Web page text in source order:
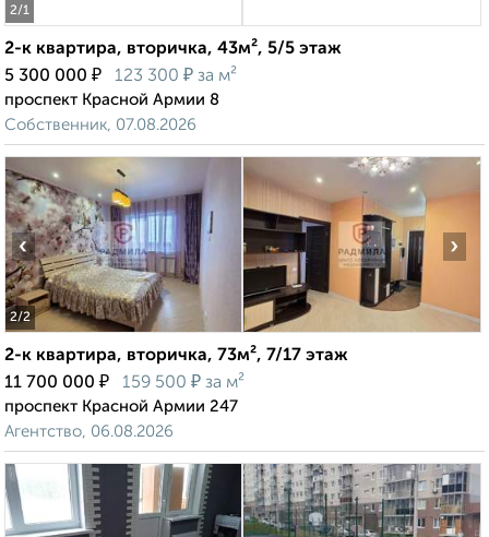
2/1
2-к квартира, вторичка, 43м², 5/5 этаж
5 300 000 ₽ 123 300 ₽ за м²
проспект Красной Армии 8
Собственник, 07.08.2026
2/2
‹ ›
2-к квартира, вторичка, 73м², 7/17 этаж
11 700 000 ₽ 159 500 ₽ за м²
проспект Красной Армии 247
Агентство, 06.08.2026